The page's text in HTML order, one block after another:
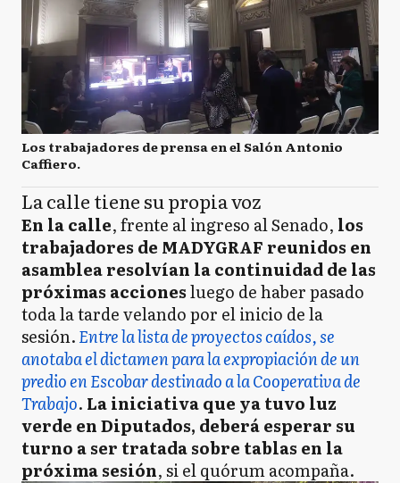
Los trabajadores de prensa en el Salón Antonio
Caffiero.
La calle tiene su propia voz
En la calle, frente al ingreso al Senado, los
trabajadores de MADYGRAF reunidos en
asamblea resolvían la continuidad de las
próximas accionesluego de haber pasado
toda la tarde velando por el inicio de la
sesión.Entre la lista de proyectos caídos, se
anotaba el dictamen para la expropiación de un
predio en Escobar destinado a la Cooperativa de
Trabajo. La iniciativa que ya tuvo luz
verde en Diputados, deberá esperar su
turno a ser tratada sobre tablas en la
próxima sesión, si el quórum acompaña.